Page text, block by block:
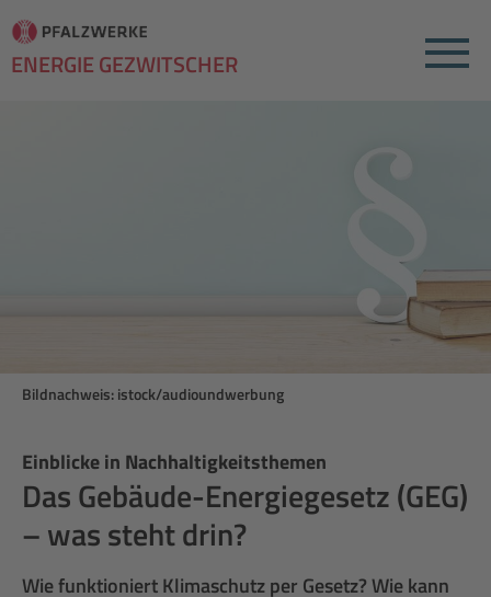
ENERGIE GEZWITSCHER Menu
Einblicke in Nachhaltigkeitsthemen
Das Gebäude-Energiegesetz (GEG)
– was steht drin?
Wie funktioniert Klimaschutz per Gesetz? Wie kann
Bildnachweis: istock/audioundwerbung